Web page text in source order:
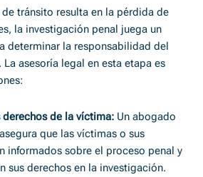
tránsito resulta en la pérdida de
la investigación penal juega un
determinar la responsabilidad del
asesoría legal en esta etapa es
derechos de la víctima: Un abogado
que las víctimas o sus
informados sobre el proceso penal y
sus derechos en la investigación.